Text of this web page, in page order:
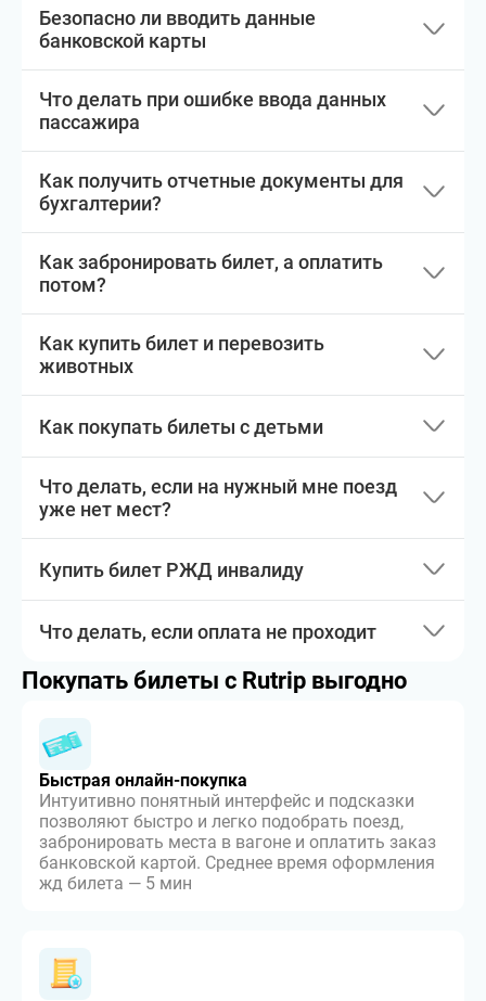
Безопасно ли вводить данные
банковской карты
Что делать при ошибке ввода данных
пассажира
Как получить отчетные документы для
бухгалтерии?
Как забронировать билет, а оплатить
потом?
Как купить билет и перевозить
животных
Как покупать билеты с детьми
Что делать, если на нужный мне поезд
уже нет мест?
Купить билет РЖД инвалиду
Что делать, если оплата не проходит
Покупать билеты с Rutrip выгодно
Быстрая онлайн-покупка
Интуитивно понятный интерфейс и подсказки
позволяют быстро и легко подобрать поезд,
забронировать места в вагоне и оплатить заказ
банковской картой. Среднее время оформления
жд билета — 5 мин